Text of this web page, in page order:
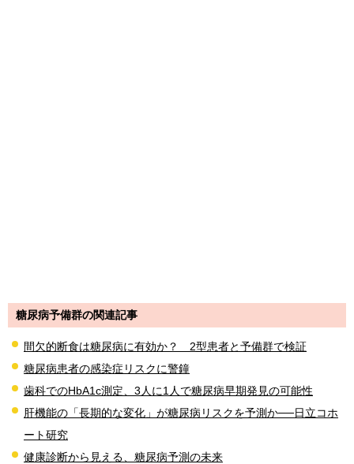
糖尿病予備群の関連記事
間欠的断食は糖尿病に有効か？ 2型患者と予備群で検証
糖尿病患者の感染症リスクに警鐘
歯科でのHbA1c測定、3人に1人で糖尿病早期発見の可能性
肝機能の「長期的な変化」が糖尿病リスクを予測か──日立コホ
ート研究
健康診断から見える、糖尿病予測の未来